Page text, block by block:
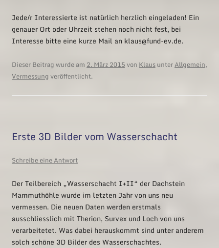
Jede/r Interessierte ist natürlich herzlich eingeladen! Ein
genauer Ort oder Uhrzeit stehen noch nicht fest, bei
Interesse bitte eine kurze Mail an klaus@fund-ev.de.
Dieser Beitrag wurde am 2. März 2015von KlausunterAllgemein,
Vermessungveröffentlicht.
Erste 3D Bilder vom Wasserschacht
Schreibe eine Antwort
Der Teilbereich „Wasserschacht I+II“ der Dachstein
Mammuthöhle wurde im letzten Jahr von uns neu
vermessen. Die neuen Daten werden erstmals
ausschliesslich mit Therion, Survex und Loch von uns
verarbeitetet. Was dabei herauskommt sind unter anderem
solch schöne 3D Bilder des Wasserschachtes.